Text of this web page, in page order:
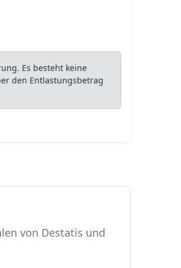
Es besteht keine
den Entlastungsbetrag
von Destatis und